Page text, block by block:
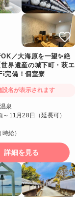
／大海原を一望✨絶
界遺産の城下町・萩エ
完備！個室寮
設名が表示されます
泉
～11月28日（延長可）
（時給）
詳細を見る